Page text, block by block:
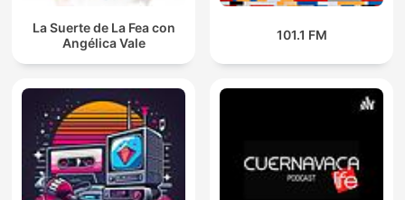
La Suerte de La Fea con
Angélica Vale
101.1 FM